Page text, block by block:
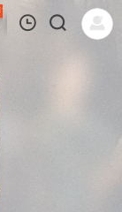
热榜 APP